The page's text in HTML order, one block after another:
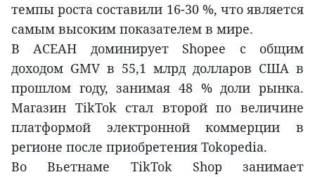
темпы роста составили 16-30 %, что является
самым высоким показателем в мире.
В АСЕАН доминирует Shopee с общим
доходом GMV в 55,1 млрд долларов США в
прошлом году, занимая 48 % доли рынка.
Магазин TikTok стал второй по величине
платформой электронной коммерции в
регионе после приобретения Tokopedia.
Во Вьетнаме TikTok Shop занимает